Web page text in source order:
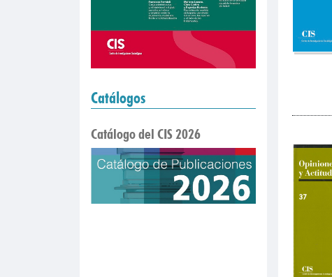
Catálogos
Catálogo del CIS 2026